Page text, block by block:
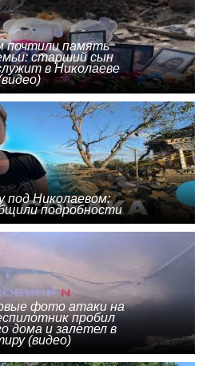
почтили память
старший сын
в Николаеве
под Николаевом:
подробности
фото атаки на
пробил
дома и залетел в
(видео)